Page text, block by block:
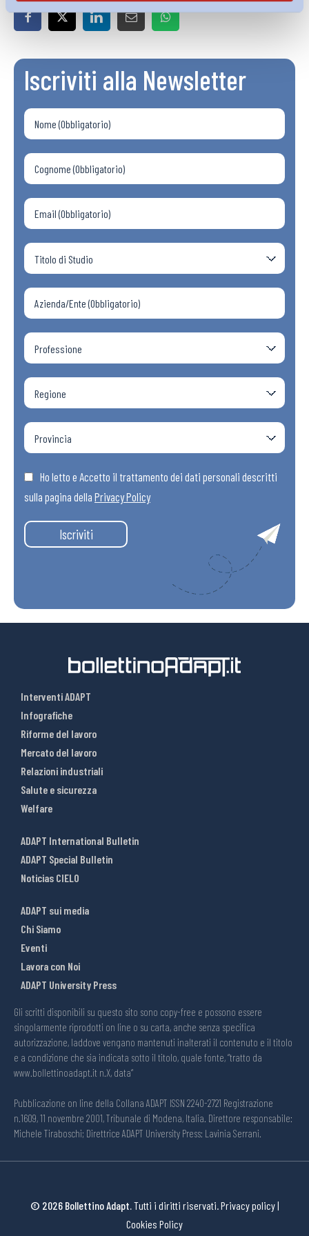
Iscriviti alla Newsletter
Ho letto e Accetto il trattamento dei dati personali descritti
sulla pagina della Privacy Policy
Iscriviti
Interventi ADAPT
Infografiche
Riforme del lavoro
Mercato del lavoro
Relazioni industriali
Salute e sicurezza
Welfare
ADAPT International Bulletin
ADAPT Special Bulletin
Noticias CIELO
ADAPT sui media
Chi Siamo
Eventi
Lavora con Noi
ADAPT University Press
Gli scritti disponibili su questo sito sono copy-free e possono essere
singolarmente riprodotti on line o su carta, anche senza specifica
autorizzazione, laddove vengano mantenuti inalterati il contenuto e il titolo
e a condizione che sia indicata sotto il titolo, quale fonte, “tratto da
www.bollettinoadapt.it n.X, data“
Pubblicazione on line della Collana ADAPT ISSN 2240-2721 Registrazione
n.1609, 11 novembre 2001, Tribunale di Modena, Italia. Direttore responsabile:
Michele Tiraboschi; Direttrice ADAPT University Press: Lavinia Serrani.
© 2026 Bollettino Adapt.Tutti i diritti riservati.Privacy policy|
Cookies Policy